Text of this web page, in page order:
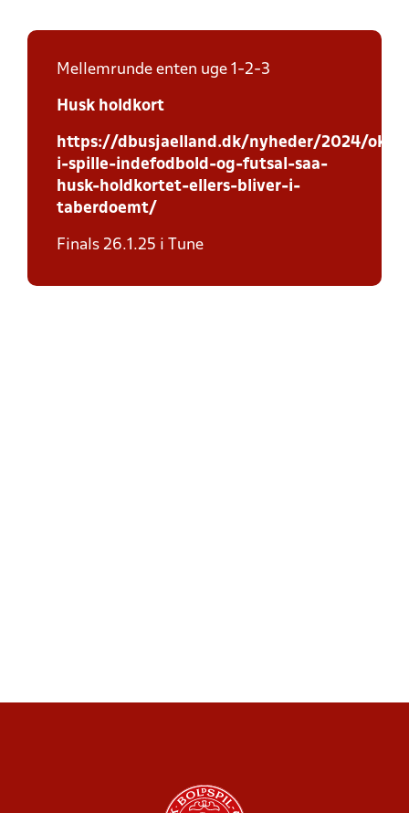
Mellemrunde enten uge 1-2-3
Husk holdkort
https://dbusjaelland.dk/nyheder/2024/
i-spille-indefodbold-og-futsal-saa-
husk-holdkortet-ellers-bliver-i-
taberdoemt/
Finals 26.1.25 i Tune